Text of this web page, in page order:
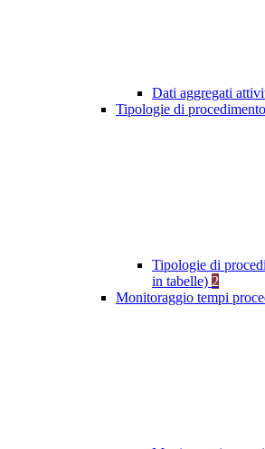
Dati aggregati
Tipologie di procedimento
Tipologie di
in tabelle) 2
Monitoraggio tempi